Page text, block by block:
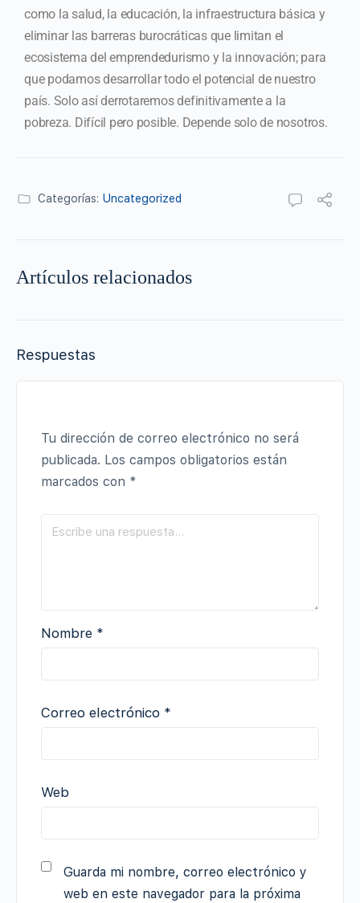
como la salud, la educación, la infraestructura básica y
eliminar las barreras burocráticas que limitan el
ecosistema del emprendedurismo y la innovación; para
que podamos desarrollar todo el potencial de nuestro
país. Solo así derrotaremos definitivamente a la
pobreza. Difícil pero posible. Depende solo de nosotros.
Categorías: Uncategorized
Artículos relacionados
Respuestas
Tu dirección de correo electrónico no será
publicada. Los campos obligatorios están
marcados con *
Nombre *
Correo electrónico *
Web
Guarda mi nombre, correo electrónico y
web en este navegador para la próxima